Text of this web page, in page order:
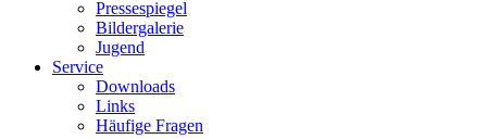
Pressespiegel
Bildergalerie
Jugend
Service
Downloads
Links
Häufige Fragen